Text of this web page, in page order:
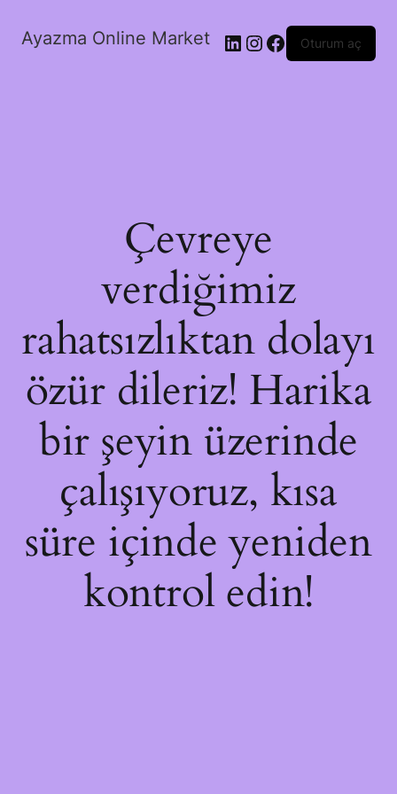
Ayazma Online Market LinkedIn
Instagram
Facebook
Oturum aç
Çevreye
verdiğimiz
rahatsızlıktan dolayı
özür dileriz! Harika
bir şeyin üzerinde
çalışıyoruz, kısa
süre içinde yeniden
kontrol edin!